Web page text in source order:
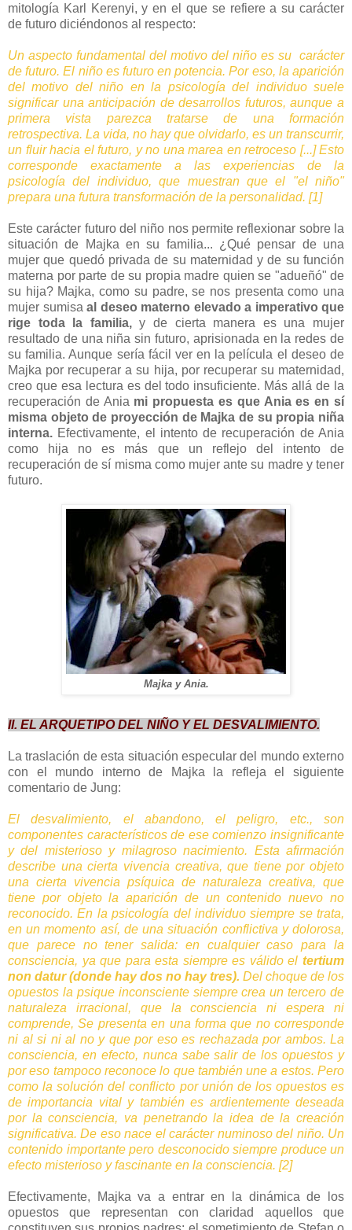
mitología Karl Kerenyi, y en el que se refiere a su carácter
de futuro diciéndonos al respecto:
Un aspecto fundamental del motivo del niño es su carácter
de futuro. El niño es futuro en potencia. Por eso, la aparición
del motivo del niño en la psicología del individuo suele
significar una anticipación de desarrollos futuros, aunque a
primera vista parezca tratarse de una formación
retrospectiva. La vida, no hay que olvidarlo, es un transcurrir,
un fluir hacia el futuro, y no una marea en retroceso [...] Esto
corresponde exactamente a las experiencias de la
psicología del individuo, que muestran que el "el niño"
prepara una futura transformación de la personalidad. [1]
Este carácter futuro del niño nos permite reflexionar sobre la
situación de Majka en su familia... ¿Qué pensar de una
mujer que quedó privada de su maternidad y de su función
materna por parte de su propia madre quien se "adueñó" de
su hija? Majka, como su padre, se nos presenta como una
mujer sumisa al deseo materno elevado a imperativo que
rige toda la familia,y de cierta manera es una mujer
resultado de una niña sin futuro, aprisionada en la redes de
su familia. Aunque sería fácil ver en la película el deseo de
Majka por recuperar a su hija, por recuperar su maternidad,
creo que esa lectura es del todo insuficiente. Más allá de la
recuperación de Ania mi propuesta es que Ania es en sí
misma objeto de proyección de Majka de su propia niña
interna. Efectivamente, el intento de recuperación de Ania
como hija no es más que un reflejo del intento de
recuperación de sí misma como mujer ante su madre y tener
futuro.
Majka y Ania.
II. EL ARQUETIPO DEL NIÑO Y EL DESVALIMIENTO.
La traslación de esta situación especular del mundo externo
con el mundo interno de Majka la refleja el siguiente
comentario de Jung:
El desvalimiento, el abandono, el peligro, etc., son
componentes característicos de ese comienzo insignificante
y del misterioso y milagroso nacimiento. Esta afirmación
describe una cierta vivencia creativa, que tiene por objeto
una cierta vivencia psíquica de naturaleza creativa, que
tiene por objeto la aparición de un contenido nuevo no
reconocido. En la psicología del individuo siempre se trata,
en un momento así, de una situación conflictiva y dolorosa,
que parece no tener salida: en cualquier caso para la
consciencia, ya que para esta siempre es válido el tertium
non datur (donde hay dos no hay tres). Del choque de los
opuestos la psique inconsciente siempre crea un tercero de
naturaleza irracional, que la consciencia ni espera ni
comprende, Se presenta en una forma que no corresponde
ni al si ni al no y que por eso es rechazada por ambos. La
consciencia, en efecto, nunca sabe salir de los opuestos y
por eso tampoco reconoce lo que también une a estos. Pero
como la solución del conflicto por unión de los opuestos es
de importancia vital y también es ardientemente deseada
por la consciencia, va penetrando la idea de la creación
significativa. De eso nace el carácter numinoso del niño. Un
contenido importante pero desconocido siempre produce un
efecto misterioso y fascinante en la consciencia. [2]
Efectivamente, Majka va a entrar en la dinámica de los
opuestos que representan con claridad aquellos que